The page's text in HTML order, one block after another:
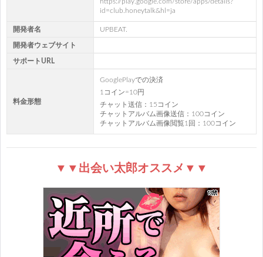
id=club.honeytalk&hl=ja
開発者名 UPBEAT.
開発者ウェブサイト
サポートURL
料金形態
GooglePlayでの決済
1コイン=10円
チャット送信：15コイン
チャットアルバム画像送信：100コイン
チャットアルバム画像閲覧1回：100コイン
▼▼出会い太郎オススメ▼▼